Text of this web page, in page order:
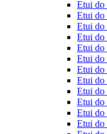
Etui do
Etui do
Etui do
Etui do
Etui do
Etui do
Etui do
Etui do
Etui do
Etui do
Etui do
Etui do